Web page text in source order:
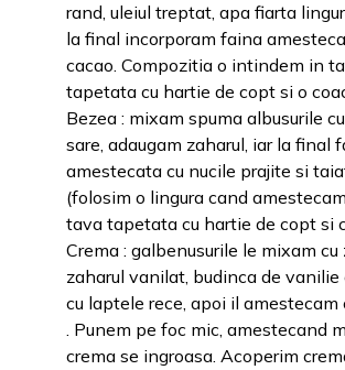
rand, uleiul treptat, apa fiarta
la final incorporam faina
cacao. Compozitia o intindem in
tapetata cu hartie de copt si o
Bezea : mixam spuma albusurile
sare, adaugam zaharul, iar la final
amestecata cu nucile prajite si
(folosim o lingura cand
tava tapetata cu hartie de copt si
Crema : galbenusurile le mixam cu
zaharul vanilat, budinca de vanilie
cu laptele rece, apoi il amestecam
. Punem pe foc mic, amestecand
crema se ingroasa. Acoperim